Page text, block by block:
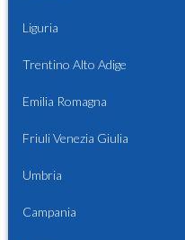
Liguria
Trentino Alto Adige
Emilia Romagna
Friuli Venezia Giulia
Umbria
Campania